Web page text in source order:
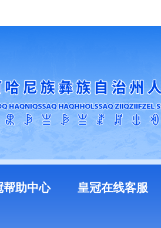
帮助中心 皇冠在线客服